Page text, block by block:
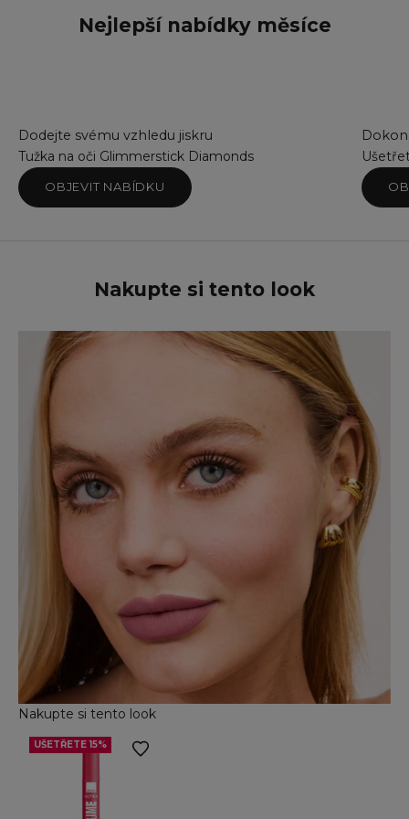
Nejlepší nabídky měsíce
Dodejte svému vzhledu jiskru
Tužka na oči Glimmerstick Diamonds
OBJEVIT NABÍDKU
Nakupte si tento look
Nakupte si tento look
UŠETŘETE 15%